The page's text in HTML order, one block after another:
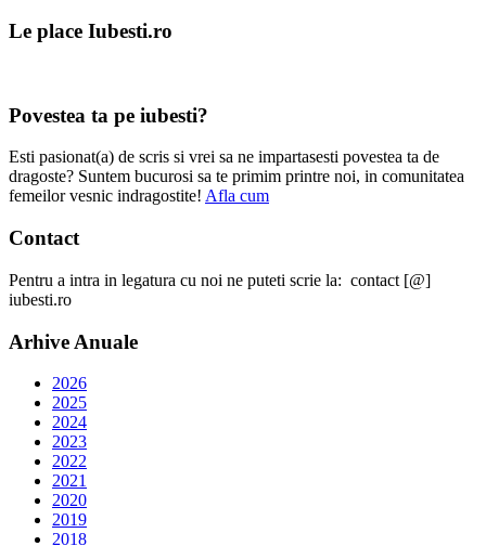
Le place Iubesti.ro
Povestea ta pe iubesti?
Esti pasionat(a) de scris si vrei sa ne impartasesti povestea ta de
dragoste? Suntem bucurosi sa te primim printre noi, in comunitatea
femeilor vesnic indragostite! Afla cum
Contact
Pentru a intra in legatura cu noi ne puteti scrie la: contact [@]
iubesti.ro
Arhive Anuale
2026
2025
2024
2023
2022
2021
2020
2019
2018